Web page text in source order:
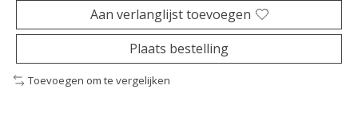
Aan verlanglijst toevoegen
Plaats bestelling
Toevoegen om te vergelijken